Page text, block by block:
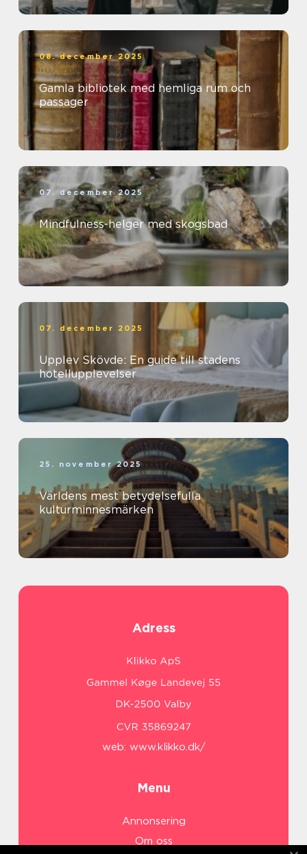
08. december 2025
Gamla bibliotek med hemliga rum och
passager
07. december 2025
Mindfulness-helger med skogsbad
07. december 2025
Upplev Skövde: En guide till stadens
hotellupplevelser
25. november 2025
Världens mest betydelsefulla
kulturminnesmärken
Adress
web: www.klikko.dk/
Menu
Annonsering
Om oss